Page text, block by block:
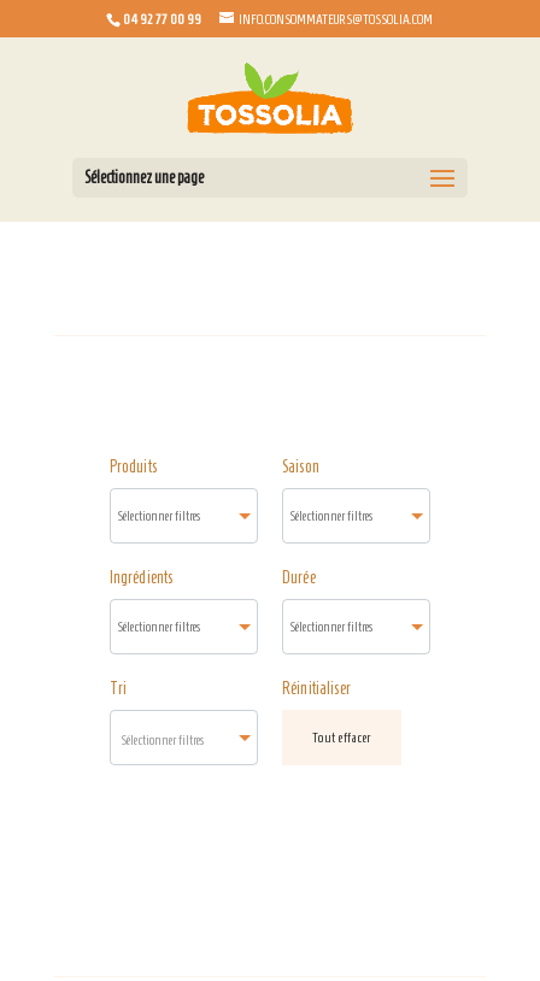
04 92 77 00 99 INFO.CONSOMMATEURS@TOSSOLIA.COM
Sélectionnez une page
Produits Saison
Ingrédients Durée
Tri
Sélectionner filtres
Réinitialiser
Tout effacer